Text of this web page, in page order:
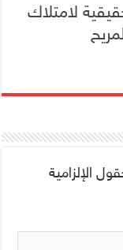
لامتلاك
الإلزامية